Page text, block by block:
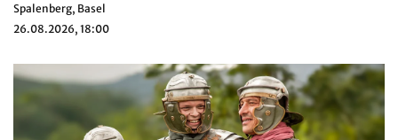
Spalenberg, Basel
26.08.2026, 18:00